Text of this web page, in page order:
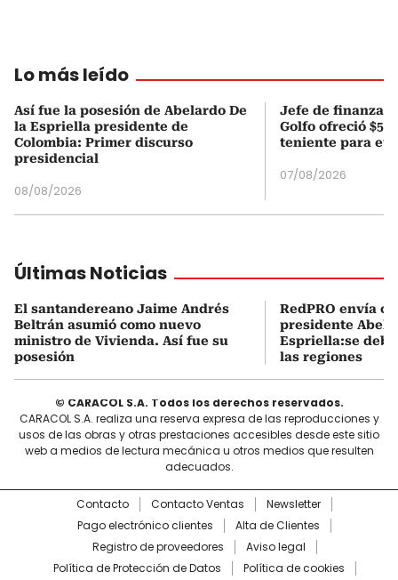
Lo más leído
Así fue la posesión de Abelardo De
la Espriella presidente de
Colombia: Primer discurso
presidencial
08/08/2026
Jefe de finanzas
Golfo ofreció
teniente para
07/08/2026
Últimas Noticias
El santandereano Jaime Andrés
Beltrán asumió como nuevo
ministro de Vivienda. Así fue su
posesión
RedPRO envía
presidente
Espriella:se
las regiones
© CARACOL S.A. Todos los derechos reservados.
CARACOL S.A. realiza una reserva expresa de las reproducciones y
usos de las obras y otras prestaciones accesibles desde este sitio
web a medios de lectura mecánica u otros medios que resulten
adecuados.
Contacto Contacto Ventas
Newsletter
Pago electrónico clientes
Alta de Clientes
Registro de proveedores
Aviso legal
Política de Protección de Datos
Política de cookies